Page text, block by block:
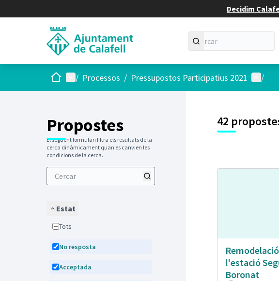
Decidim
Inici Menú principal
/ Processos / Pressupostos Participatius 2021 Menú
/
Propostes
El següent formulari filtra els resultats de la
cerca dinàmicament quan es canvien les
condicions de la cerca.
Estat
Tots
No resposta
Acceptada
42
l'estació
Boronat